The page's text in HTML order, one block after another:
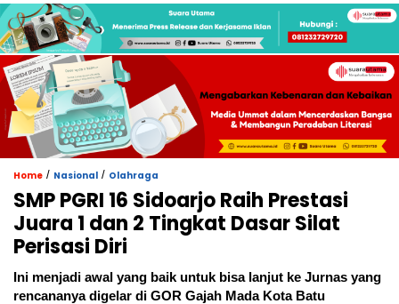
Home / Nasional / Olahraga
SMP PGRI 16 Sidoarjo Raih Prestasi
Juara 1 dan 2 Tingkat Dasar Silat
Perisasi Diri
Ini menjadi awal yang baik untuk bisa lanjut ke Jurnas yang
rencananya digelar di GOR Gajah Mada Kota Batu